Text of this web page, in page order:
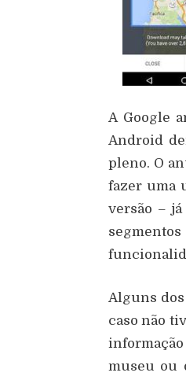
A Google
Android
pleno. O
fazer uma
versão –
Alguns dos
caso não
museu ou